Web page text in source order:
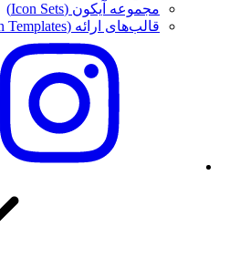
مجموعه آیکون‌ (Icon Sets)
قالب‌های ارائه (Presentation Templates)